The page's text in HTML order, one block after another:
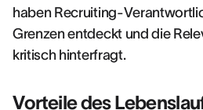
haben Recruiting-
Grenzen entdeckt und die
kritisch hinterfragt.
Vorteile des